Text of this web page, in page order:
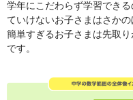
学年にこだわらず学習でき
ていけないお子さまはさか
簡単すぎるお子さまは先取
です。